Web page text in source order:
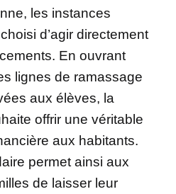
les instances
d’agir directement
En ouvrant
lignes de ramassage
aux élèves, la
offrir une véritable
aux habitants.
permet ainsi aux
de laisser leur